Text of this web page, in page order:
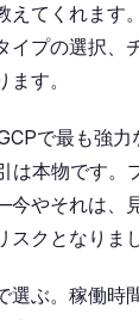
えてくれます
イプの選択、
す。
で最も強力
は本物です。
やそれは、
クとなりまし
選ぶ。稼働時